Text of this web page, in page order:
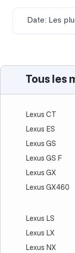
Date: Les
Tous les
Lexus CT
Lexus ES
Lexus GS
Lexus GS F
Lexus GX
Lexus GX460
Lexus LS
Lexus LX
Lexus NX